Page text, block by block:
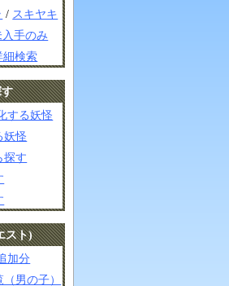
/ スキヤキ
入手のみ
細検索
する妖怪
妖怪
探す
スト)
加分
男の子）